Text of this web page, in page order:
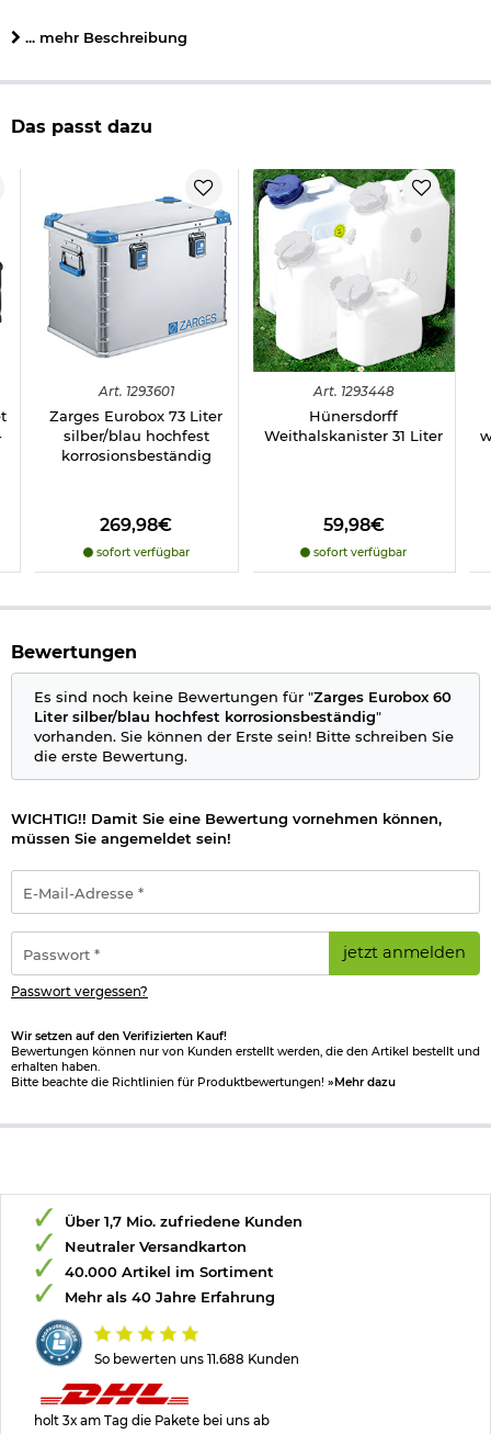
bei der Leichtigkeit und Stabilität wichtig sind.
(bis 6mm)
hochfest und korrosionsbeständig
Maße Außen: 60 x 40 x 34 cm
Maße Innen: 55 x 35 x 31 cm
Gewicht: 4900 g
Material: Alulegierung
Materialstärke: 1 mm
Farbe: silber/blau
Marke: Zarges
Herstellerinformationen
... mehr Beschreibung
Das passt dazu
Art. 1293601
Zarges Eurobox 73 Liter
silber/blau hochfest
korrosionsbeständig
269,98€
sofort verfügbar
Art. 1293448
Hünersdorff
Weithalskanister 31 Liter
59,98€
sofort verfügbar
Bewertungen
Es sind noch keine Bewertungen für "Zarges Eurobox 60
Liter silber/blau hochfest korrosionsbeständig"
vorhanden. Sie können der Erste sein! Bitte schreiben Sie
die erste Bewertung.
WICHTIG!! Damit Sie eine Bewertung vornehmen können,
müssen Sie angemeldet sein!
Mail-
Adresse
*
jetzt anmelden
Passwort vergessen?
Wir setzen auf den Verifizierten Kauf!
Bewertungen können nur von Kunden erstellt werden, die den Artikel bestellt und
erhalten haben.
Bitte beachte die Richtlinien für Produktbewertungen! »Mehr dazu
So bewerten uns 11.688 Kunden
Über 1,7 Mio. zufriedene Kunden
Neutraler Versandkarton
40.000 Artikel im Sortiment
Mehr als 40 Jahre Erfahrung
holt 3x am Tag die Pakete bei uns ab